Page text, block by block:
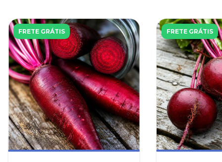
FRETE GRÁTIS FRETE GRÁTIS